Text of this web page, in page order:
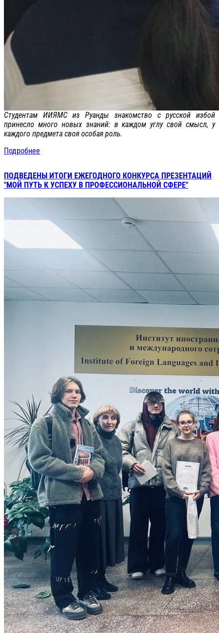
Студентам ИИЯМС из Руанды знакомство с русской избой
принесло много новых знаний: в каждом углу свой смысл, у
каждого предмета своя особая роль.
Подробнее
ПОДВЕДЕНЫ ИТОГИ ЕЖЕГОДНОГО КОНКУРСА ПРЕЗЕНТАЦИЙ
"МОЙ ПУТЬ К УСПЕХУ В ПРОФЕССИОНАЛЬНОЙ СФЕРЕ"